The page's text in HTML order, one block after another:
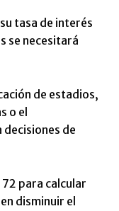
tasa de interés
se necesitará
de estadios,
o el
de
para calcular
disminuir el